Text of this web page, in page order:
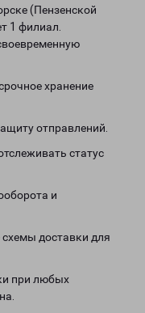
(Пензенской
1 филиал.
хранение
отправлений.
статус
и
доставки для
при любых